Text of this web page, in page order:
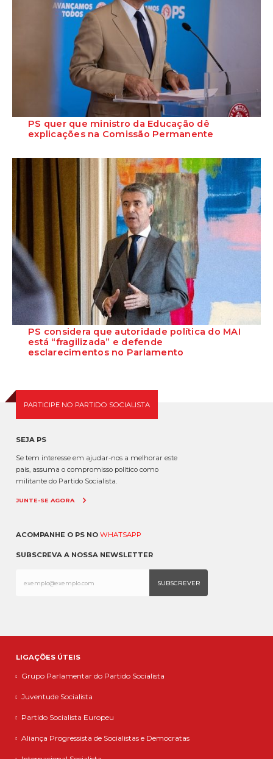
PS quer que ministro da Educação dê
explicações na Comissão Permanente
requerer a presença do minist...
PS considera que autoridade política do MAI
está “fragilizada” e defende
esclarecimentos no Parlamento
PARTICIPE NO PARTIDO SOCIALISTA
SEJA PS
Se tem interesse em ajudar-nos a melhorar este
país, assuma o compromisso político como
militante do Partido Socialista.
JUNTE-SE AGORA
ACOMPANHE O PS NO WHATSAPP
SUBSCREVA A NOSSA NEWSLETTER
LIGAÇÕES ÚTEIS
Grupo Parlamentar do Partido Socialista
Juventude Socialista
Partido Socialista Europeu
Aliança Progressista de Socialistas e Democratas